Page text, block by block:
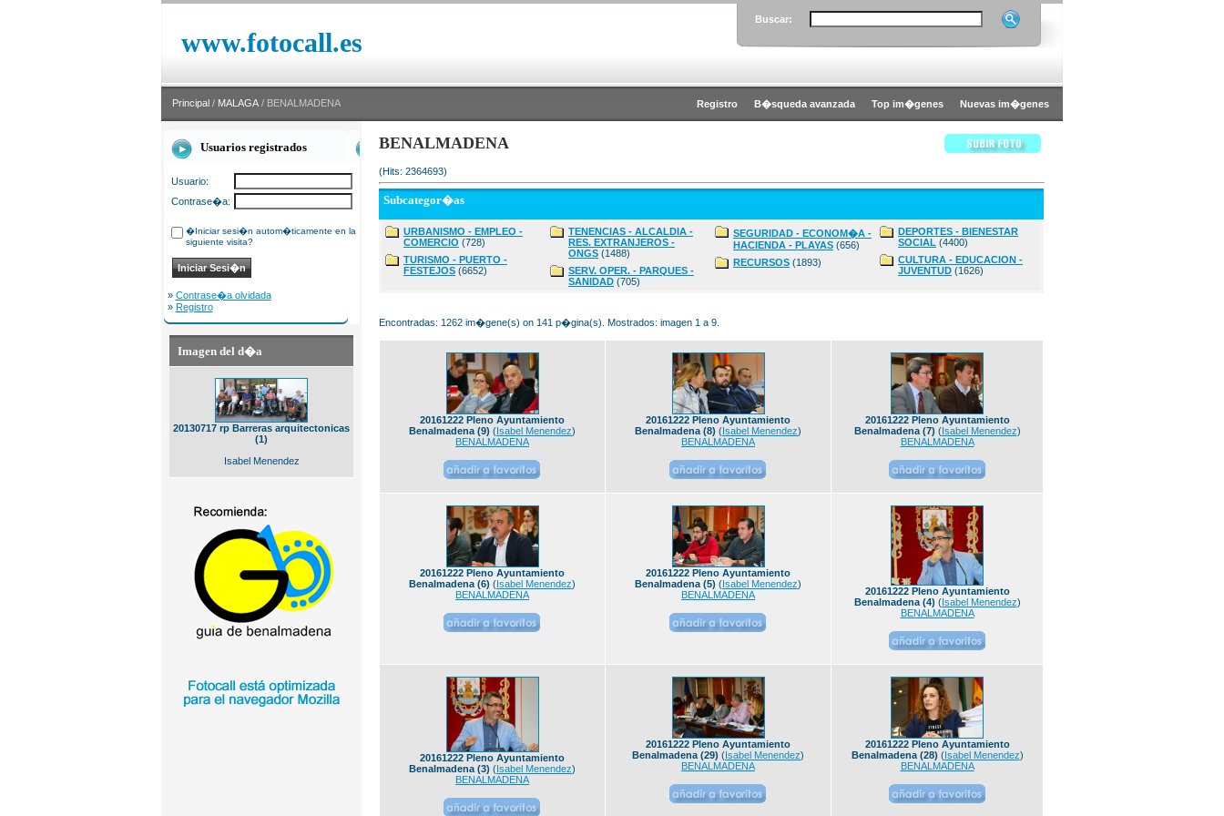
www.fotocall.es
Buscar:
Principal / MALAGA / BENALMADENA Registro B�squeda avanzada Top im�genes Nuevas im�genes
Usuarios registrados
Usuario:
Contrase�a:
�Iniciar sesi�n autom�ticamente en la
siguiente visita?
» Contrase�a olvidada
» Registro
Imagen del d�a
20130717 rp Barreras arquitectonicas
(1)
Isabel Menendez
BENALMADENA
(Hits: 2364693)
Subcategor�as
URBANISMO - EMPLEO -
COMERCIO (728)
TURISMO - PUERTO -
FESTEJOS (6652)
TENENCIAS - ALCALDIA -
RES. EXTRANJEROS -
ONGS (1488)
SERV. OPER. - PARQUES -
SANIDAD (705)
SEGURIDAD - ECONOM�A -
HACIENDA - PLAYAS (656)
RECURSOS (1893)
DEPORTES - BIENESTAR
SOCIAL (4400)
CULTURA - EDUCACION -
JUVENTUD (1626)
Encontradas: 1262 im�gene(s) on 141 p�gina(s). Mostrados: imagen 1 a 9.
20161222 Pleno Ayuntamiento
Benalmadena (9) (Isabel Menendez)
BENALMADENA
20161222 Pleno Ayuntamiento
Benalmadena (8) (Isabel Menendez)
BENALMADENA
20161222 Pleno Ayuntamiento
Benalmadena (7) (Isabel Menendez)
BENALMADENA
20161222 Pleno Ayuntamiento
Benalmadena (6) (Isabel Menendez)
BENALMADENA
20161222 Pleno Ayuntamiento
Benalmadena (5) (Isabel Menendez)
BENALMADENA
20161222 Pleno Ayuntamiento
Benalmadena (4) (Isabel Menendez)
BENALMADENA
20161222 Pleno Ayuntamiento
Benalmadena (3) (Isabel Menendez)
BENALMADENA
20161222 Pleno Ayuntamiento
Benalmadena (29) (Isabel Menendez)
BENALMADENA
20161222 Pleno Ayuntamiento
Benalmadena (28) (Isabel Menendez)
BENALMADENA